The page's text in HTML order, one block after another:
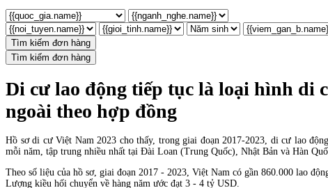
Tìm kiếm đơn hàng
Tìm kiếm đơn hàng
Di cư lao động tiếp tục là loại hình di
ngoài theo hợp đồng
Hồ sơ di cư Việt Nam 2023 cho thấy, trong giai đoạn 2017-2023, di cư lao
mỗi năm, tập trung nhiều nhất tại Đài Loan (Trung Quốc), Nhật Bản và Hàn
Theo số liệu của hồ sơ, giai đoạn 2017 - 2023, Việt Nam có gần 860.000 lao
Lượng kiều hối chuyển về hàng năm ước đạt 3 - 4 tỷ USD.